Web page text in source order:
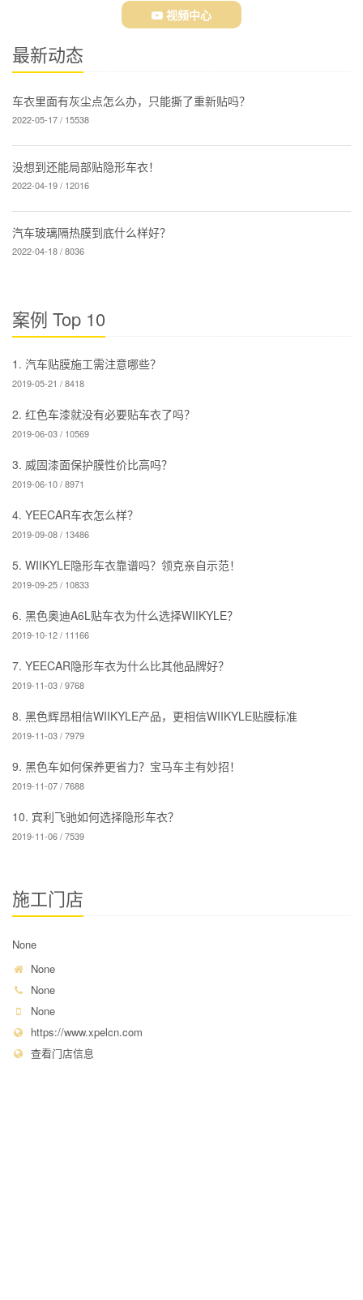
视频中心
最新动态
车衣里面有灰尘点怎么办，只能撕了重新贴吗？
2022-05-17 / 15538
没想到还能局部贴隐形车衣！
2022-04-19 / 12016
汽车玻璃隔热膜到底什么样好？
2022-04-18 / 8036
案例 Top 10
1. 汽车贴膜施工需注意哪些？
2019-05-21 / 8418
2. 红色车漆就没有必要贴车衣了吗？
2019-06-03 / 10569
3. 威固漆面保护膜性价比高吗？
2019-06-10 / 8971
4. YEECAR车衣怎么样？
2019-09-08 / 13486
5. WIIKYLE隐形车衣靠谱吗？领克亲自示范！
2019-09-25 / 10833
6. 黑色奥迪A6L贴车衣为什么选择WIIKYLE？
2019-10-12 / 11166
7. YEECAR隐形车衣为什么比其他品牌好？
2019-11-03 / 9768
8. 黑色辉昂相信WIIKYLE产品，更相信WIIKYLE贴膜标准
2019-11-03 / 7979
9. 黑色车如何保养更省力？宝马车主有妙招！
2019-11-07 / 7688
10. 宾利飞驰如何选择隐形车衣？
2019-11-06 / 7539
施工门店
None
None
None
None
https://www.xpelcn.com
查看门店信息